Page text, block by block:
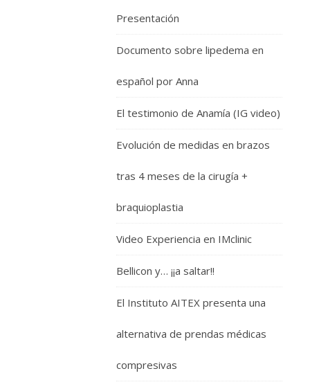
Presentación
Documento sobre lipedema en
español por Anna
El testimonio de Anamía (IG video)
Evolución de medidas en brazos
tras 4 meses de la cirugía +
braquioplastia
Video Experiencia en IMclinic
Bellicon y… ¡¡a saltar!!
El Instituto AITEX presenta una
alternativa de prendas médicas
compresivas